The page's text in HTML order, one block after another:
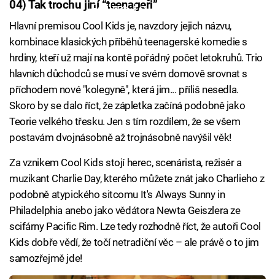
Failed to fetch
04) Tak trochu jiní “teenageři”
Hlavní premisou Cool Kids je, navzdory jejich názvu,
kombinace klasických příběhů teenagerské komedie s
hrdiny, kteří už mají na kontě pořádný počet letokruhů. Trio
hlavních důchodců se musí ve svém domově srovnat s
příchodem nové "kolegyně", která jim... příliš nesedla.
Skoro by se dalo říct, že zápletka začíná podobně jako
Teorie velkého třesku. Jen s tím rozdílem, že se všem
postavám dvojnásobně až trojnásobně navýšil věk!
Za vznikem Cool Kids stojí herec, scenárista, režisér a
muzikant Charlie Day, kterého můžete znát jako Charlieho z
podobně atypického sitcomu It's Always Sunny in
Philadelphia anebo jako vědátora Newta Geiszlera ze
scifárny Pacific Rim. Lze tedy rozhodně říct, že autoři Cool
Kids dobře vědí, že točí netradiční věc – ale právě o to jim
samozřejmě jde!